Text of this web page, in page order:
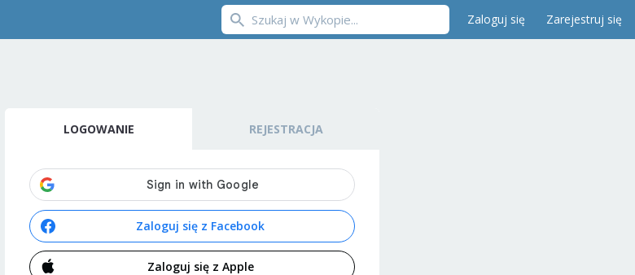
Zaloguj się Zarejestruj się
LOGOWANIE REJESTRACJA
Zaloguj się z Facebook
Zaloguj się z Apple